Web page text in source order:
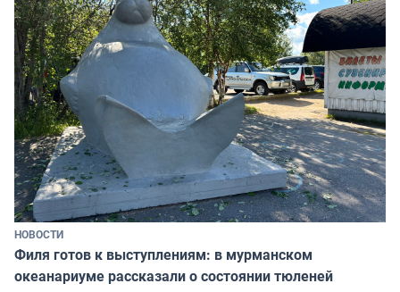
НОВОСТИ
Филя готов к выступлениям: в мурманском
океанариуме рассказали о состоянии тюленей